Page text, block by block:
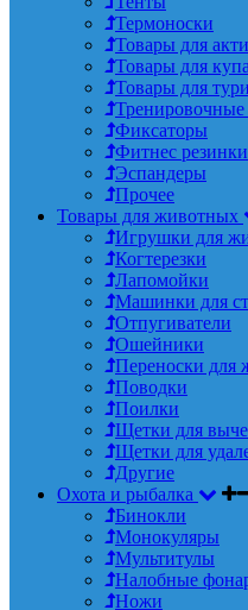
Термоноски
Товары для
Товары для
Товары для
Тренировочные
Фиксаторы
Фитнес резинки
Эспандеры
Прочее
Товары для животных
Игрушки для
Когтерезки
Лапомойки
Машинки для
Отпугиватели
Ошейники
Переноски для
Поводки
Поилки
Щетки для
Щетки для
Другие
Охота и рыбалка
Бинокли
Монокуляры
Мультитулы
Налобные
Ножи